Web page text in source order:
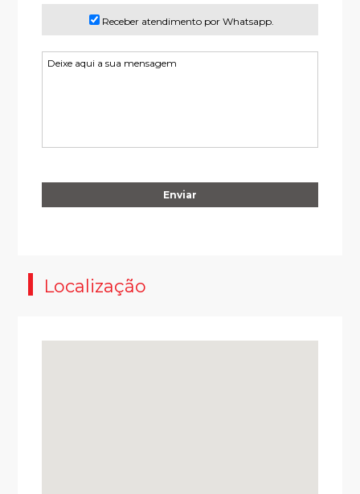
Receber atendimento por Whatsapp.
Enviar
Localização